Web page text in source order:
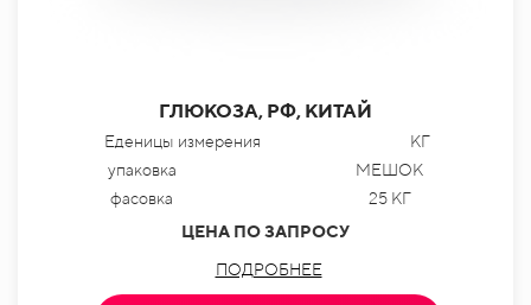
ГЛЮКОЗА, РФ, КИТАЙ
Еденицы измерения
КГ
упаковка
МЕШОК
фасовка
25 КГ
ЦЕНА ПО ЗАПРОСУ
ПОДРОБНЕЕ